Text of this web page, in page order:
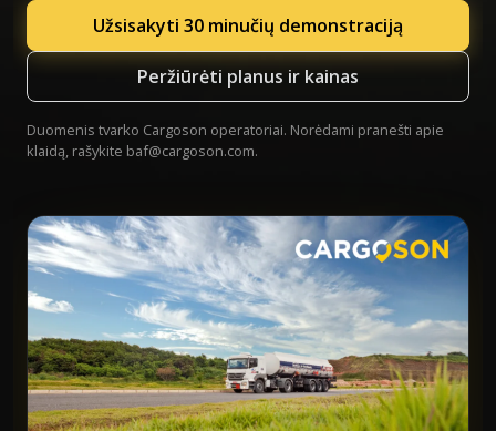
Užsisakyti 30 minučių demonstraciją
Peržiūrėti planus ir kainas
Duomenis tvarko Cargoson operatoriai. Norėdami pranešti apie
klaidą, rašykite baf@cargoson.com.